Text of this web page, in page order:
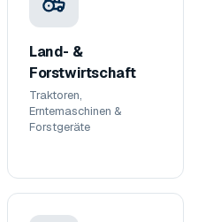
Land- &
Forstwirtschaft
Traktoren,
Erntemaschinen &
Forstgeräte